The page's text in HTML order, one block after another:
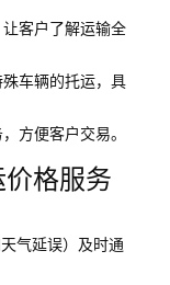
客户了解运输全
车辆的托运，具
方便客户交易。
格服务
气延误）及时通